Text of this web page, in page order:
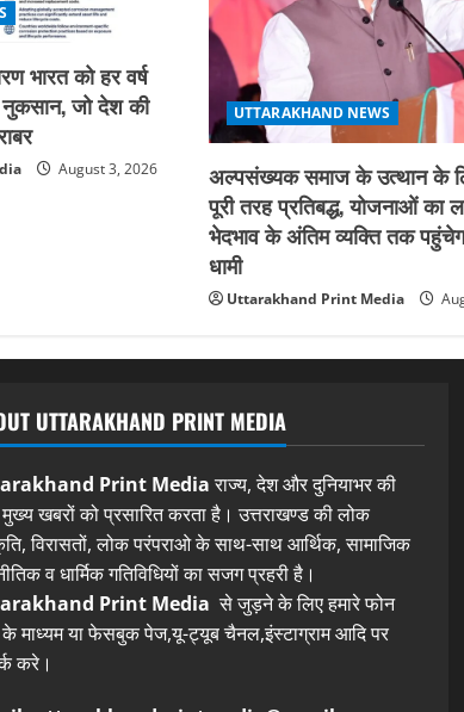
भारत को हर वर्ष
जो देश की
August 3, 2026
UTTARAKHAND NEWS
अल्पसंख्यक समाज के उत्थान के
पूरी तरह प्रतिबद्ध, योजनाओं का
भेदभाव के अंतिम व्यक्ति तक
धामी
Uttarakhand Print Media
UTTARAKHAND PRINT MEDIA
Print Mediaराज्य, देश और दुनियाभर की
खबरों को प्रसारित करता है। उत्तराखण्ड की लोक
विरासतों, लोक परंपराओ के साथ-साथ आर्थिक, सामाजिक
व धार्मिक गतिविधियों का सजग प्रहरी है।
Print Media से जुड़ने के लिए हमारे फोन
माध्यम या फेसबुक पेज,यू-ट्यूब चैनल,इंस्टाग्राम आदि पर
करे।